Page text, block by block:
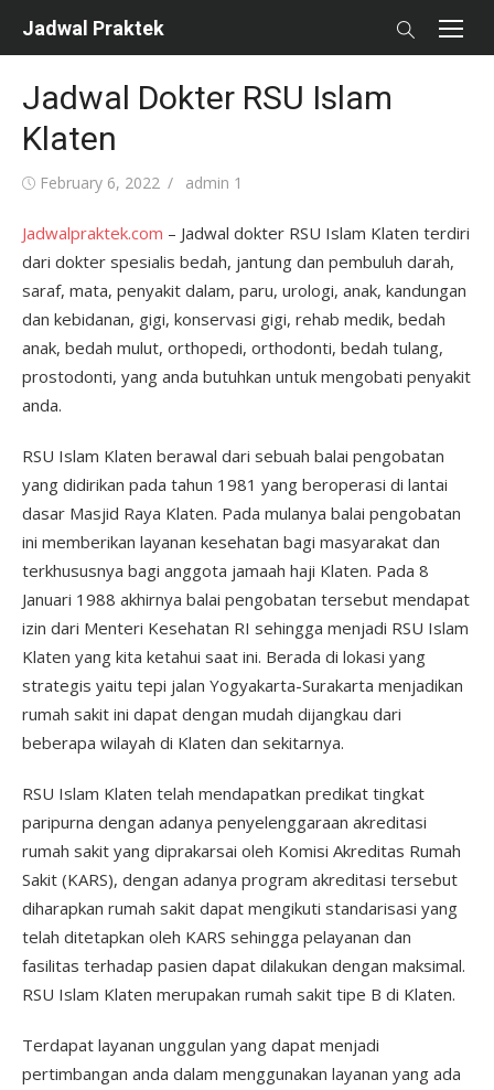
Jadwal Praktek
Jadwal Dokter RSU Islam
Klaten
Posted
February 6, 2022 Author
admin 1
Jadwalpraktek.com – Jadwal dokter RSU Islam Klaten terdiri
dari dokter spesialis bedah, jantung dan pembuluh darah,
saraf, mata, penyakit dalam, paru, urologi, anak, kandungan
dan kebidanan, gigi, konservasi gigi, rehab medik, bedah
anak, bedah mulut, orthopedi, orthodonti, bedah tulang,
prostodonti, yang anda butuhkan untuk mengobati penyakit
anda.
RSU Islam Klaten berawal dari sebuah balai pengobatan
yang didirikan pada tahun 1981 yang beroperasi di lantai
dasar Masjid Raya Klaten. Pada mulanya balai pengobatan
ini memberikan layanan kesehatan bagi masyarakat dan
terkhususnya bagi anggota jamaah haji Klaten. Pada 8
Januari 1988 akhirnya balai pengobatan tersebut mendapat
izin dari Menteri Kesehatan RI sehingga menjadi RSU Islam
Klaten yang kita ketahui saat ini. Berada di lokasi yang
strategis yaitu tepi jalan Yogyakarta-Surakarta menjadikan
rumah sakit ini dapat dengan mudah dijangkau dari
beberapa wilayah di Klaten dan sekitarnya.
RSU Islam Klaten telah mendapatkan predikat tingkat
paripurna dengan adanya penyelenggaraan akreditasi
rumah sakit yang diprakarsai oleh Komisi Akreditas Rumah
Sakit (KARS), dengan adanya program akreditasi tersebut
diharapkan rumah sakit dapat mengikuti standarisasi yang
telah ditetapkan oleh KARS sehingga pelayanan dan
fasilitas terhadap pasien dapat dilakukan dengan maksimal.
RSU Islam Klaten merupakan rumah sakit tipe B di Klaten.
Terdapat layanan unggulan yang dapat menjadi
pertimbangan anda dalam menggunakan layanan yang ada